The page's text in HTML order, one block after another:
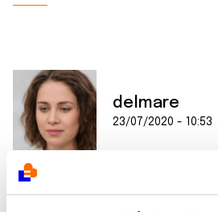
delmare
23/07/2020 - 10:53
Bonjour,